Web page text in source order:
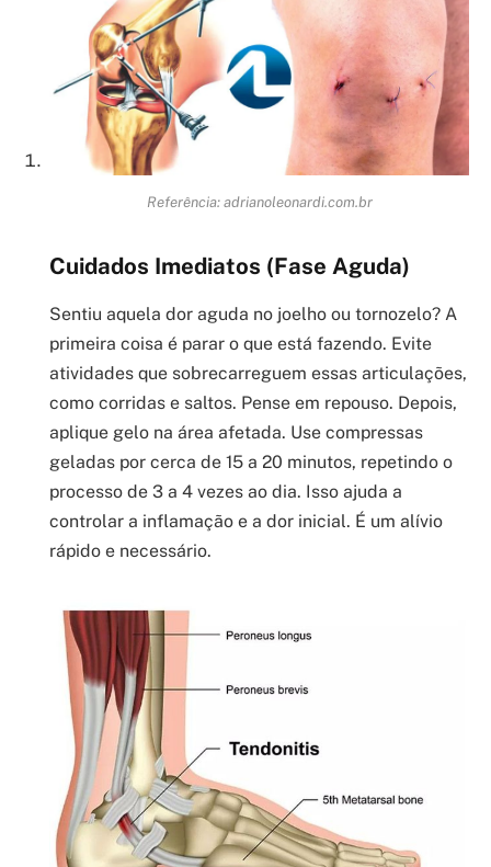
Referência: adrianoleonardi.com.br
Cuidados Imediatos (Fase Aguda)
Sentiu aquela dor aguda no joelho ou tornozelo? A
primeira coisa é parar o que está fazendo. Evite
atividades que sobrecarreguem essas articulações,
como corridas e saltos. Pense em repouso. Depois,
aplique gelo na área afetada. Use compressas
geladas por cerca de 15 a 20 minutos, repetindo o
processo de 3 a 4 vezes ao dia. Isso ajuda a
controlar a inflamação e a dor inicial. É um alívio
rápido e necessário.